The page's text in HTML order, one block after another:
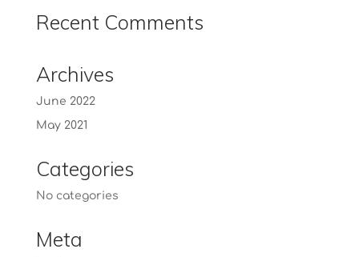
Recent Comments
Archives
June 2022
May 2021
Categories
No categories
Meta